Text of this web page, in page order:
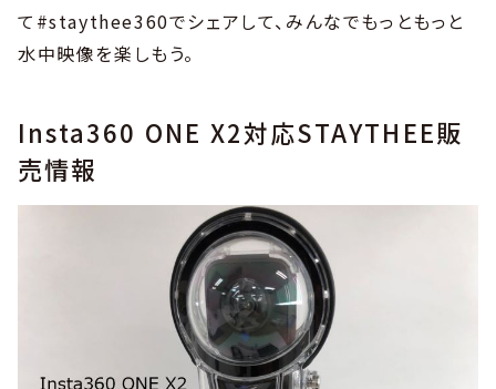
て#staythee360でシェアして、みんなでもっともっと
水中映像を楽しもう。
Insta360 ONE X2対応STAYTHEE販
売情報